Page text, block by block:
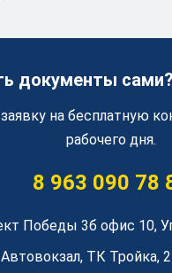
документы
на бесплатную
рабочего дня.
8 963 090 78
Победы 3б офис 10,
Автовокзал, ТК Тройка,